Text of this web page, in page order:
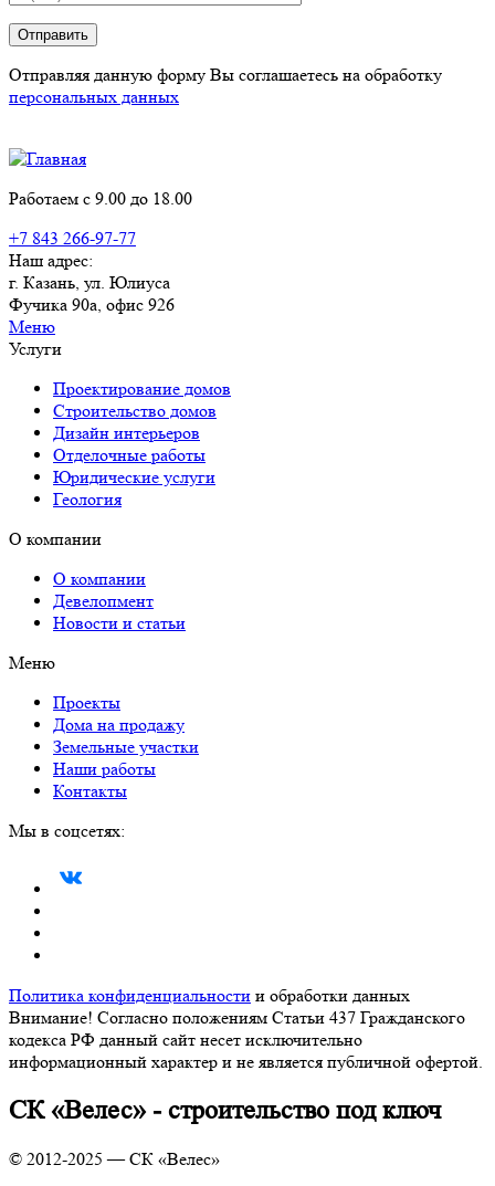
Отправить
Отправляя данную форму Вы соглашаетесь на обработку
персональных данных
Работаем с 9.00 до 18.00
+7 843 266-97-77
Наш адрес:
г. Казань, ул. Юлиуса
Фучика 90а, офис 926
Меню
Услуги
Проектирование домов
Строительство домов
Дизайн интерьеров
Отделочные работы
Юридические услуги
Геология
О компании
О компании
Девелопмент
Новости и статьи
Меню
Проекты
Дома на продажу
Земельные участки
Наши работы
Контакты
Мы в соцсетях:
Политика конфиденциальности и обработки данных
Внимание! Согласно положениям Статьи 437 Гражданского
кодекса РФ данный сайт несет исключительно
информационный характер и не является публичной офертой.
СК «Велес» - строительство под ключ
© 2012-2025 — СК «Велес»